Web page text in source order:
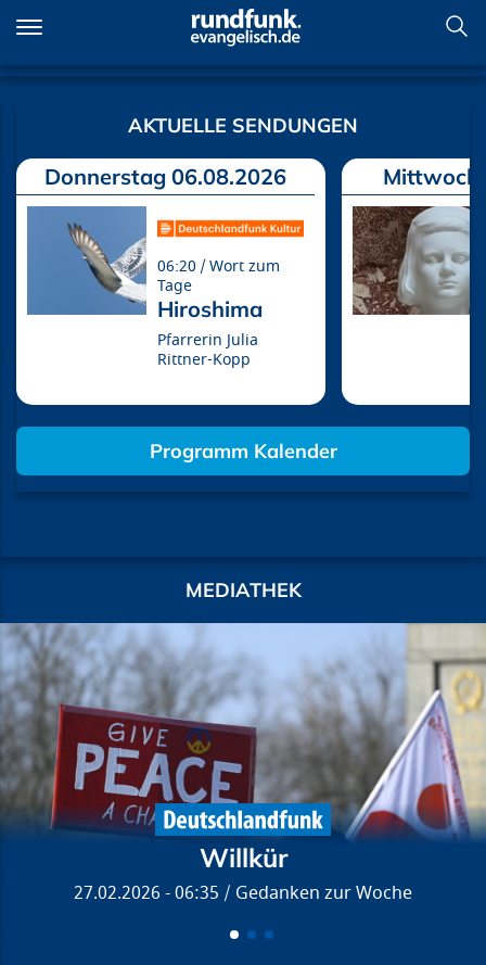
zum
Inhalt
AKTUELLE SENDUNGEN
Donnerstag 06.08.2026
06:20
Wort zum
Tage
Hiroshima
Pfarrerin Julia
Rittner-Kopp
Mittwoch
Programm Kalender
MEDIATHEK
Willkür
27.02.2026 - 06:35 Gedanken zur Woche